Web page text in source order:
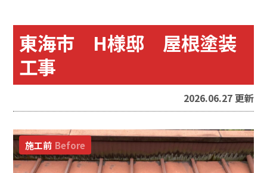
東海市 H様邸 屋根塗装
工事
2026.06.27 更新
施工前 Before